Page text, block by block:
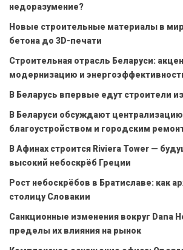
недоразумение?
Новые строительные материалы в
бетона до 3D-печати
Строительная отрасль Беларуси:
модернизацию и
В Беларусь впервые едут строители
В Беларуси обсуждают
благоустройством и городским
В Афинах строится Riviera Tower —
высокий небоскрёб Греции
Рост небоскрёбов в Братиславе: как
столицу Словакии
Санкционные изменения вокруг Dana
пределы их влияния на рынок